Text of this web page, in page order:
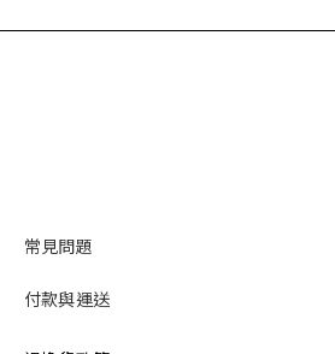
常見問題
付款與運送